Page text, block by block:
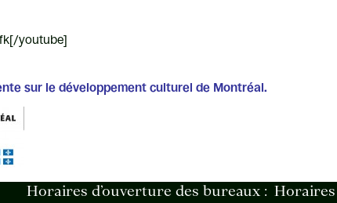
youtube]
sur le développement culturel de Montréal.
Horaires d’ouverture des bureaux : Horaires